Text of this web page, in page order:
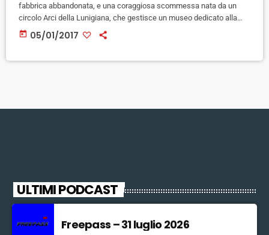
fabbrica abbandonata, e una coraggiosa scommessa nata da un
circolo Arci della Lunigiana, che gestisce un museo dedicato alla
Resistenza. Da questo originale mix scaturisce il progetto di
mercato alternativo per il lancio dell'Amaro Partigiano. A raccontare
today 05/01/2017
ULTIMI PODCAST
Freepass – 31 luglio 2026